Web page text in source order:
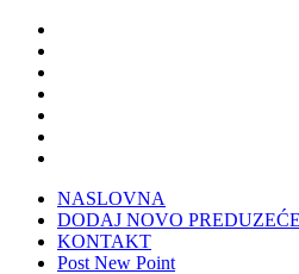
NASLOVNA
DODAJ NOVO PREDUZEĆE
KONTAKT
Post New Point